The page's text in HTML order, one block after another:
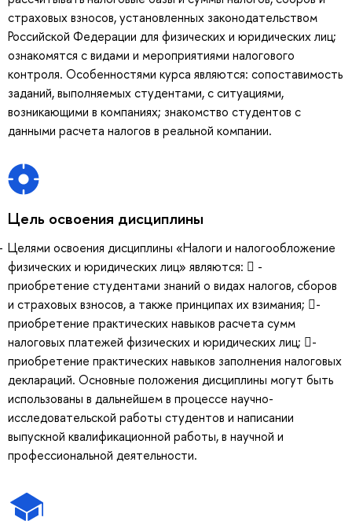
страховых взносов, установленных законодательством
Российской Федерации для физических и юридических лиц;
ознакомятся с видами и мероприятиями налогового
контроля. Особенностями курса являются: сопоставимость
заданий, выполняемых студентами, с ситуациями,
возникающими в компаниях; знакомство студентов с
данными расчета налогов в реальной компании.
Цель освоения дисциплины
Целями освоения дисциплины «Налоги и налогообложение
физических и юридических лиц» являются:  -
приобретение студентами знаний о видах налогов, сборов
и страховых взносов, а также принципах их взимания; -
приобретение практических навыков расчета сумм
налоговых платежей физических и юридических лиц; -
приобретение практических навыков заполнения налоговых
деклараций. Основные положения дисциплины могут быть
использованы в дальнейшем в процессе научно-
исследовательской работы студентов и написании
выпускной квалификационной работы, в научной и
профессиональной деятельности.